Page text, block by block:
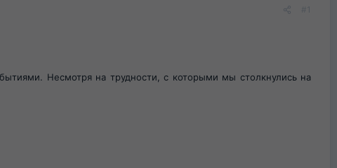
Несмотря на трудности, с которыми мы столкнулись на